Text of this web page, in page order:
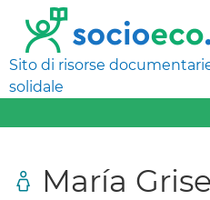
Sito di risorse
solidale
María